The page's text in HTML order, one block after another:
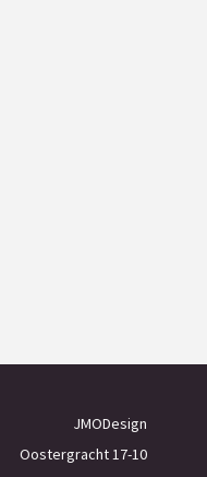
JMODesign
Oostergracht 17-10